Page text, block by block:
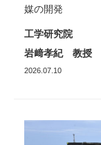
媒の開発
工学研究院
岩﨑孝紀 教授
2026.07.10